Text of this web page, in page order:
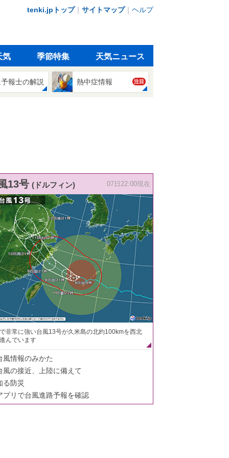
tenki.jpトップ｜ サイトマップ｜ ヘルプ
気 季節特集 天気ニュース
報士の解説 熱中症情報 注目
13号 (ドルフィン) 07日22:00現在
非常に強い台風13号が久米島の北約100kmを西北
んでいます
風情報のみかた
風の接近、上陸に備えて
る防災
プリで台風進路予報を確認